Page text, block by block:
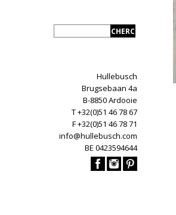
Hullebusch
Brugsebaan 4a
B-8850 Ardooie
T +32(0)51 46 78 67
F +32(0)51 46 78 71
info@hullebusch.com
BE 0423594644